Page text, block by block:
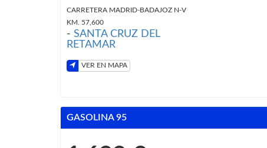
CARRETERA MADRID-BADAJOZ N-V
KM. 57,600
- SANTA CRUZ DEL
RETAMAR
VER EN MAPA
GASOLINA 95